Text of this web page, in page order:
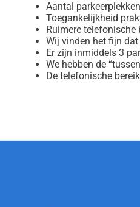
Aantal
Toegankelijkheid
Ruimere telefonische
Wij vinden het fijn
Er zijn inmiddels 3
We hebben de
De telefonische